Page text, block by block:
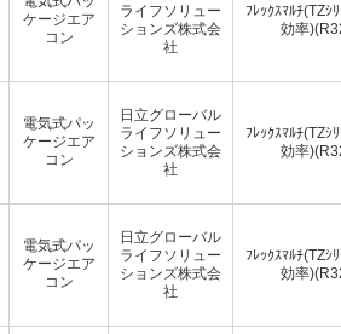
ケージエア
コン
ライフソリュー
ションズ株式会
社
ﾌﾚｯｸｽﾏﾙﾁ(TZｼ
効率
電気式パッ
ケージエア
コン
日立グローバル
ライフソリュー
ションズ株式会
社
ﾌﾚｯｸｽﾏﾙﾁ(TZｼ
効率
電気式パッ
ケージエア
コン
日立グローバル
ライフソリュー
ションズ株式会
社
ﾌﾚｯｸｽﾏﾙﾁ(TZｼ
効率